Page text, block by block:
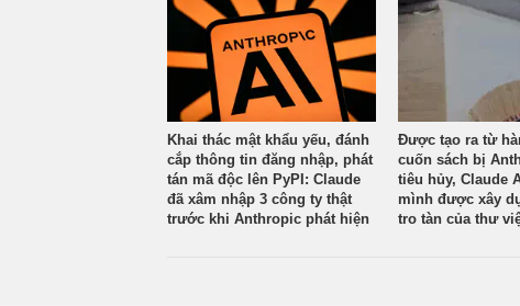
Khai thác mật khẩu yếu, đánh
cắp thông tin đăng nhập, phát
tán mã độc lên PyPI: Claude
đã xâm nhập 3 công ty thật
trước khi Anthropic phát hiện
Được tạo ra từ
cuốn sách bị
tiêu hủy, Claude
mình được xây
tro tàn của thư